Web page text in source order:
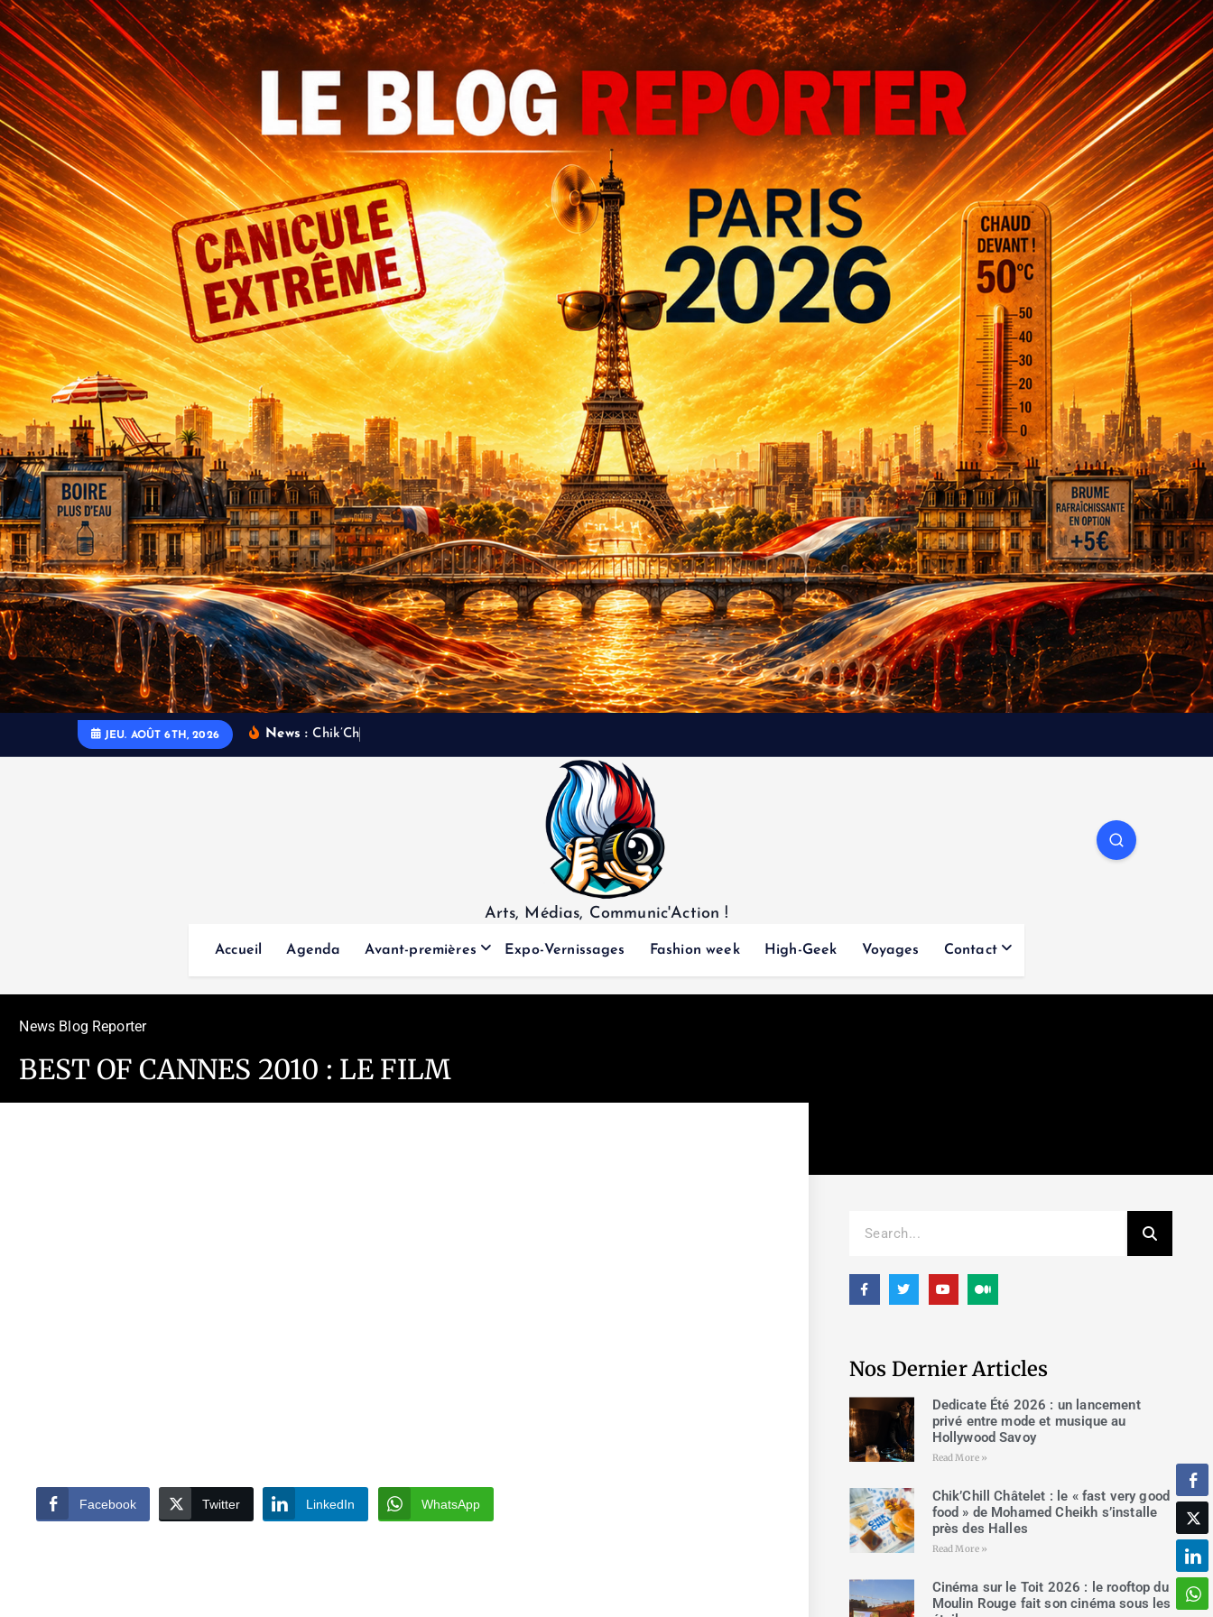
JEU. AOÛT 6TH, 2026 News : Chik’Ch
Arts, Médias, Communic'Action !
Accueil Agenda Avant-premières Expo-Vernissages Fashion week High-Geek Voyages Contact
News Blog Reporter
BEST OF CANNES 2010 : LE FILM
Facebook Twitter LinkedIn WhatsApp
Nos Dernier Articles
Dedicate Été 2026 : un lancement
privé entre mode et musique au
Hollywood Savoy
Read More »
Chik’Chill Châtelet : le « fast very good
food » de Mohamed Cheikh s’installe
près des Halles
Read More »
Cinéma sur le Toit 2026 : le rooftop du
Moulin Rouge fait son cinéma sous les